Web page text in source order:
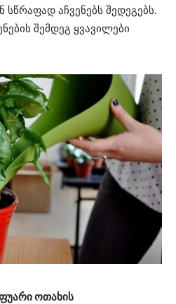
სწრაფად აჩვენებს შედეგებს.
შემდეგ ყვავილები
ოთახის